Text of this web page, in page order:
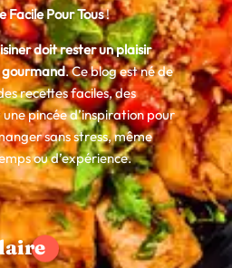
Facile Pour Tous!
doit rester un plaisir
gourmand. Ce blog est né de
recettes faciles, des
pincée d’inspiration pour
sans stress, même
ou d’expérience.